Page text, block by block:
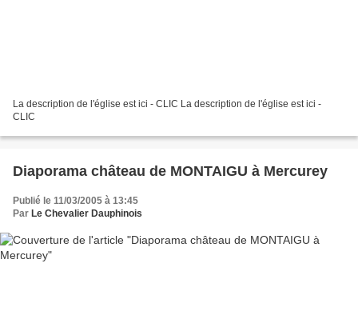
La description de l'église est ici - CLIC La description de l'église est ici -
CLIC
Diaporama château de MONTAIGU à Mercurey
Publié le 11/03/2005 à 13:45
Par Le Chevalier Dauphinois